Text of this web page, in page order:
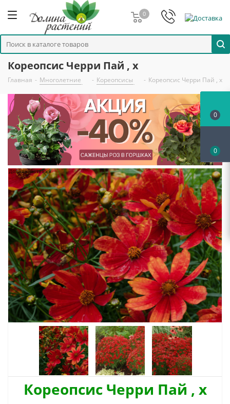
0
Кореопсис Черри Пай , x
Главная - Многолетние - Кореопсисы - Кореопсис Черри Пай , x
Кореопсис Черри Пай , x
0
0